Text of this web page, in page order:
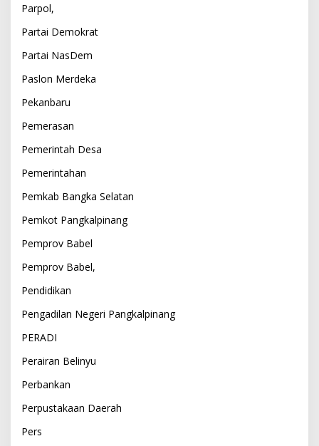
Parpol,
Partai Demokrat
Partai NasDem
Paslon Merdeka
Pekanbaru
Pemerasan
Pemerintah Desa
Pemerintahan
Pemkab Bangka Selatan
Pemkot Pangkalpinang
Pemprov Babel
Pemprov Babel,
Pendidikan
Pengadilan Negeri Pangkalpinang
PERADI
Perairan Belinyu
Perbankan
Perpustakaan Daerah
Pers